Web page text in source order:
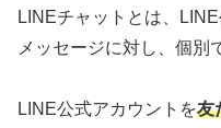
LINEチャットとは、
メッセージに対し、個別
LINE公式アカウントを友